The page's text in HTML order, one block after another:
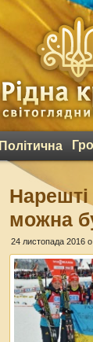
Політична
Нарешті
можна
24 листопада 2016 о